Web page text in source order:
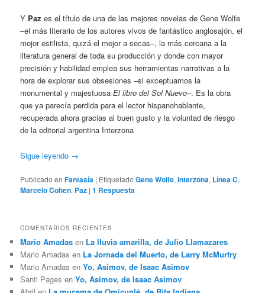
Y Paz es el título de una de las mejores novelas de Gene Wolfe
–el más literario de los autores vivos de fantástico anglosajón, el
mejor estilista, quizá el mejor a secas–, la más cercana a la
literatura general de toda su producción y donde con mayor
precisión y habilidad emplea sus herramientas narrativas a la
hora de explorar sus obsesiones –si exceptuamos la
monumental y majestuosaEl libro del Sol Nuevo–. Es la obra
que ya parecía perdida para el lector hispanohablante,
recuperada ahora gracias al buen gusto y la voluntad de riesgo
de la editorial argentina Interzona
Sigue leyendo →
Publicado en Fantasía | Etiquetado Gene Wolfe,Interzona, Línea C,
Marcelo Cohen, Paz |1 Respuesta
COMENTARIOS RECIENTES
Mario Amadas en La lluvia amarilla, de Julio Llamazares
Mario Amadas en La Jornada del Muerto, de Larry McMurtry
Mario Amadas enYo, Asimov, de Isaac Asimov
Santi Pages enYo, Asimov, de Isaac Asimov